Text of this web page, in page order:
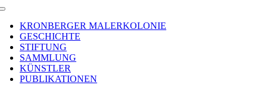
Toggle
NavigationKRONBERGER MALERKOLONIE
GESCHICHTE
STIFTUNG
SAMMLUNG
KÜNSTLER
PUBLIKATIONEN